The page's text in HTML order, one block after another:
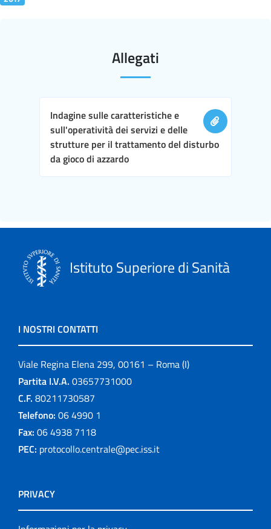
Allegati
Indagine sulle caratteristiche e
sull'operatività dei servizi e delle
strutture per il trattamento del disturbo
da gioco di azzardo
Istituto Superiore di Sanità
I NOSTRI CONTATTI
Viale Regina Elena 299, 00161 – Roma (I)
Partita I.V.A. 03657731000
C.F. 80211730587
Telefono: 06 4990 1
Fax: 06 4938 7118
PEC: protocollo.centrale@pec.iss.it
PRIVACY